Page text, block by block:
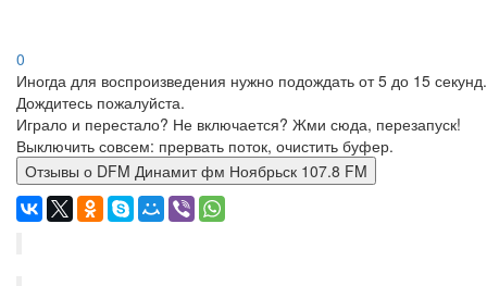
0
Иногда для воспроизведения нужно подождать от 5 до 15 секунд.
Дождитесь пожалуйста.
Играло и перестало? Не включается? Жми сюда, перезапуск!
Выключить совсем: прервать поток, очистить буфер.
Отзывы о DFM Динамит фм Ноябрьск 107.8 FM